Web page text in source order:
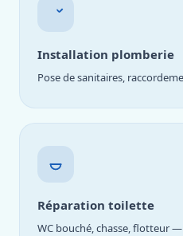
Installation plomberie
Pose de sanitaires,
Réparation toilette
WC bouché, chasse, flotteur